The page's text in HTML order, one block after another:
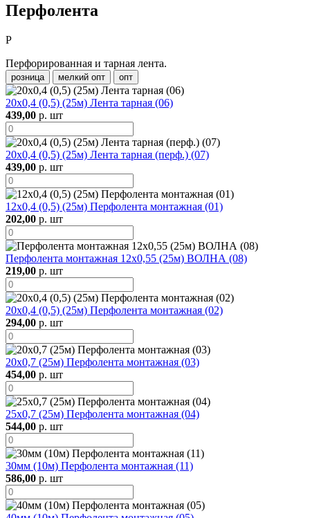
Перфолента
P
Перфорированная и тарная лента.
розница мелкий опт опт
20х0,4 (0,5) (25м) Лента тарная (06)
439,00 р. шт
20х0,4 (0,5) (25м) Лента тарная (перф.) (07)
439,00 р. шт
12х0,4 (0,5) (25м) Перфолента монтажная (01)
202,00 р. шт
Перфолента монтажная 12х0,55 (25м) ВОЛНА (08)
219,00 р. шт
20х0,4 (0,5) (25м) Перфолента монтажная (02)
294,00 р. шт
20х0,7 (25м) Перфолента монтажная (03)
454,00 р. шт
25х0,7 (25м) Перфолента монтажная (04)
544,00 р. шт
30мм (10м) Перфолента монтажная (11)
586,00 р. шт